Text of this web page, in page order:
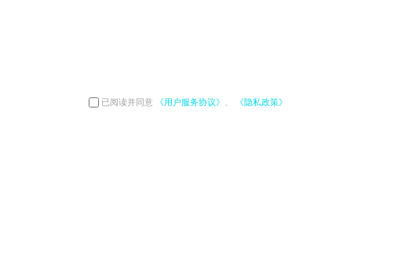
已阅读并同意 《用户服务协议》 《隐私政策》